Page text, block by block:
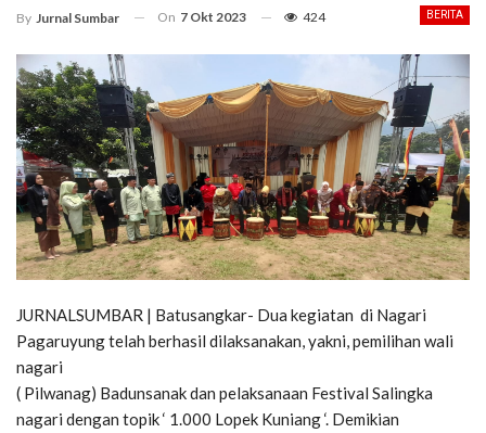
BERITA
By Jurnal Sumbar On 7 Okt 2023 424
JURNALSUMBAR | Batusangkar- Dua kegiatan di Nagari
Pagaruyung telah berhasil dilaksanakan, yakni, pemilihan wali
nagari
( Pilwanag) Badunsanak dan pelaksanaan Festival Salingka
nagari dengan topik ‘ 1.000 Lopek Kuniang ‘. Demikian